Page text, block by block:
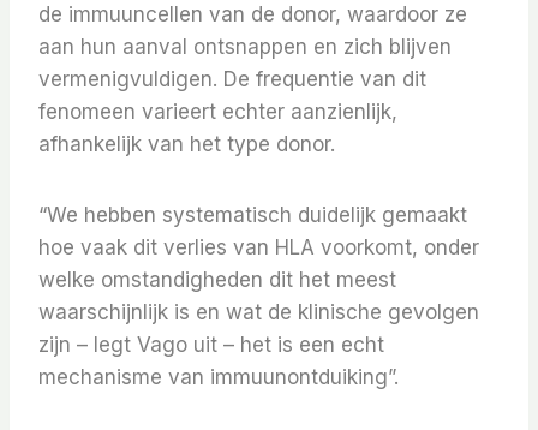
de immuuncellen van de donor, waardoor ze
aan hun aanval ontsnappen en zich blijven
vermenigvuldigen. De frequentie van dit
fenomeen varieert echter aanzienlijk,
afhankelijk van het type donor.
“We hebben systematisch duidelijk gemaakt
hoe vaak dit verlies van HLA voorkomt, onder
welke omstandigheden dit het meest
waarschijnlijk is en wat de klinische gevolgen
zijn – legt Vago uit – het is een echt
mechanisme van immuunontduiking”.